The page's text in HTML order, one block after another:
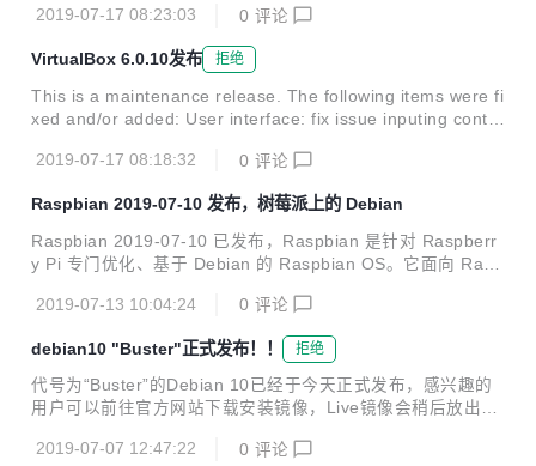
ly. Namely, there was an issue with the system starting up
on these new CPU’s that prevented any type of installatio
n, except for...
2019-07-17 08:23:03 0 评论
VirtualBox 6.0.10发布 拒绝
This is a maintenance release. The following items were fi
xed and/or added: User interface: fix issue inputing contro
ms with recent Linux hosts (bug #18677) Serial: fixed gur
ial: fixed poss...
2019-07-17 08:18:32 0 评论
Raspbian 2019-07-10 发布，树莓派上的 Debian
Raspbian 2019-07-10 已发布，Raspbian 是针对 Raspberr
y Pi 专门优化、基于 Debian 的 Raspbian OS。它面向 Rasp
对浮点运算有更好的支持，能为用户带来更快的上网浏览体
验。另外在固件、核心、应用方面也都有了改进，而且据称它
是最适合普通用户使用的 OS。 更新内容如下： 2019-07-10:
* 在Raspberry Pi配置中切换Pi 4视频输出的更清晰选项 * 选
项添加到外观设置中，以将任务栏移动到第二个监视器 * 添加
2019-07-13 10:04:24 0 评论
debian10 "Buster"正式发布！！ 拒绝
代号为“Buster”的Debian 10已经于今天正式发布，感兴趣的
用户可以前往官方网站下载安装镜像，Live镜像会稍后放出。
强功能，包括支持最新的LTS（长期支持）Linux内核系列，
2019-07-07 12:47:22 0 评论